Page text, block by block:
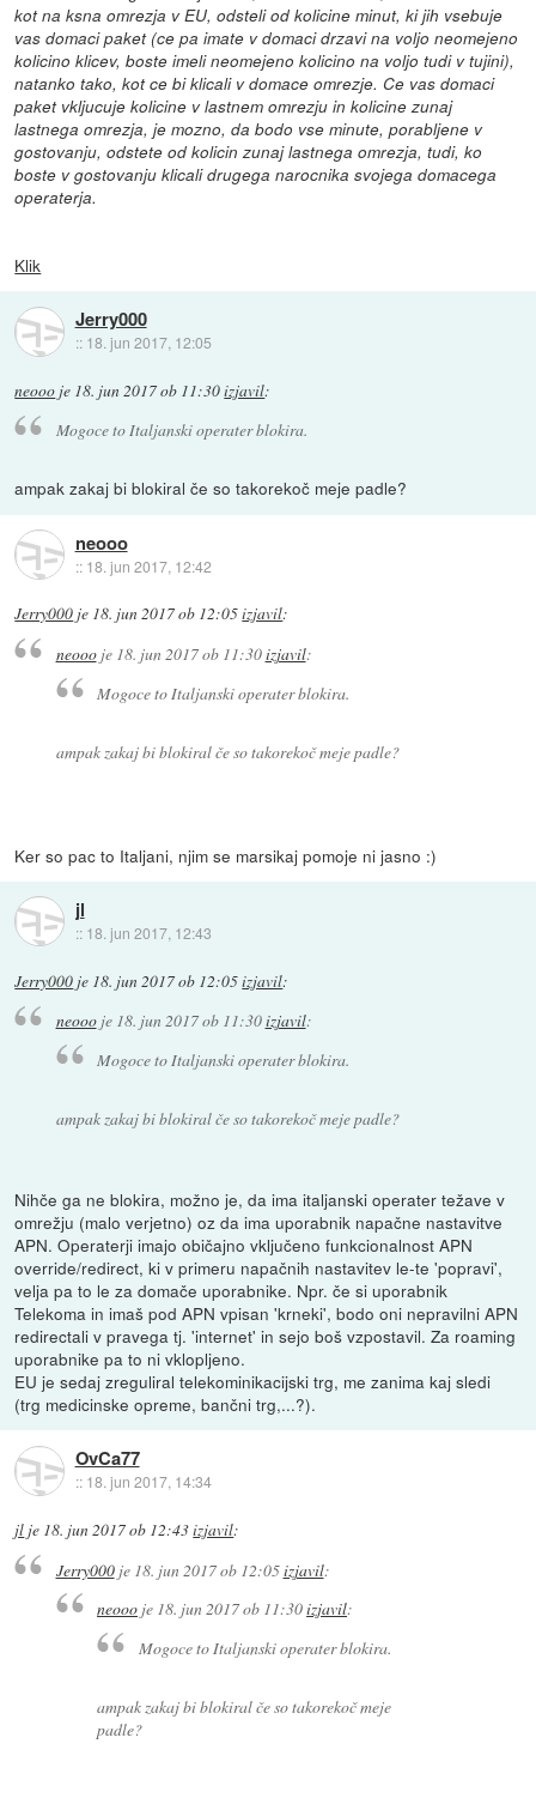
kot na ksna omrezja v EU, odsteli od kolicine minut, ki jih vsebuje
vas domaci paket (ce pa imate v domaci drzavi na voljo neomejeno
kolicino klicev, boste imeli neomejeno kolicino na voljo tudi v tujini),
natanko tako, kot ce bi klicali v domace omrezje. Ce vas domaci
paket vkljucuje kolicine v lastnem omrezju in kolicine zunaj
lastnega omrezja, je mozno, da bodo vse minute, porabljene v
gostovanju, odstete od kolicin zunaj lastnega omrezja, tudi, ko
boste v gostovanju klicali drugega narocnika svojega domacega
operaterja.
Klik
Jerry000
:: 18. jun 2017, 12:05
neooo je 18. jun 2017 ob 11:30izjavil:
Mogoce to Italjanski operater blokira.
ampak zakaj bi blokiral če so takorekoč meje padle?
neooo
:: 18. jun 2017, 12:42
Jerry000 je 18. jun 2017 ob 12:05izjavil:
neoooje 18. jun 2017 ob 11:30izjavil:
Mogoce to Italjanski operater blokira.
ampak zakaj bi blokiral če so takorekoč meje padle?
Ker so pac to Italjani, njim se marsikaj pomoje ni jasno :)
jl
:: 18. jun 2017, 12:43
Jerry000 je 18. jun 2017 ob 12:05izjavil:
neoooje 18. jun 2017 ob 11:30izjavil:
Mogoce to Italjanski operater blokira.
ampak zakaj bi blokiral če so takorekoč meje padle?
Nihče ga ne blokira, možno je, da ima italjanski operater težave v
omrežju (malo verjetno) oz da ima uporabnik napačne nastavitve
APN. Operaterji imajo običajno vključeno funkcionalnost APN
override/redirect, ki v primeru napačnih nastavitev le-te 'popravi',
velja pa to le za domače uporabnike. Npr. če si uporabnik
Telekoma in imaš pod APN vpisan 'krneki', bodo oni nepravilni APN
redirectali v pravega tj. 'internet' in sejo boš vzpostavil. Za roaming
uporabnike pa to ni vklopljeno.
EU je sedaj zreguliral telekominikacijski trg, me zanima kaj sledi
(trg medicinske opreme, bančni trg,...?).
OvCa77
:: 18. jun 2017, 14:34
jl je 18. jun 2017 ob 12:43izjavil:
Jerry000je 18. jun 2017 ob 12:05izjavil:
neooo je 18. jun 2017 ob 11:30izjavil:
Mogoce to Italjanski operater blokira.
ampak zakaj bi blokiral če so takorekoč meje
padle?